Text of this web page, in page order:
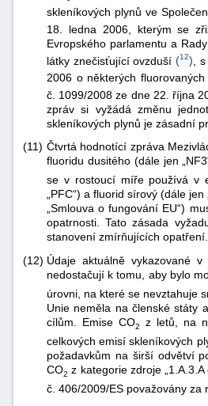
skleníkových plynů ve
18. ledna 2006, kterým se
Evropského parlamentu a
látky znečisťující ovzduší (12) ,
2006 o některých
č. 1099/2008 ze dne 22. října
zpráv si vyžádá změnu
skleníkových plynů je zásadní
(11) Čtvrtá hodnotící zpráva
fluoridu dusitého (dále jen
se v rostoucí míře používá v
„PFC“) a fluorid sírový (dále
„Smlouva o fungování EU“)
opatrnosti. Tato zásada
stanovení zmírňujících opatření.
(12) Údaje aktuálně vykazované
nedostačují k tomu, aby bylo
úrovni, na které se nevztahuje
Unie neměla na členské státy
cílům. Emise CO2
z letů, na
celkových emisí skleníkových
požadavkům na širší odvětví
CO2 z kategorie zdroje
č. 406/2009/ES považovány za